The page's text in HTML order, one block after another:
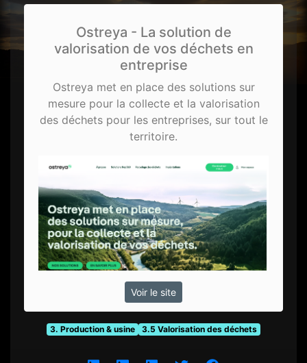
Ostreya - La solution de
valorisation de vos déchets en
entreprise
Ostreya met en place des solutions sur
mesure pour la collecte et la valorisation
des déchets pour les entreprises, sur tout le
territoire.
Voir le site
3. Production & usine 3.5 Valorisation des déchets